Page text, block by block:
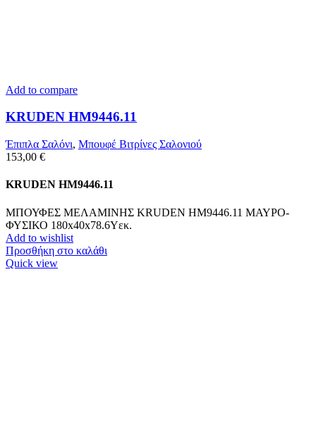
Add to compare
KRUDEN HM9446.11
Έπιπλα Σαλόνι, Μπουφέ Βιτρίνες Σαλονιού
153,00 €
KRUDEN HM9446.11
ΜΠΟΥΦΕΣ ΜΕΛΑΜΙΝΗΣ KRUDEN HM9446.11 ΜΑΥΡΟ-
ΦΥΣΙΚΟ 180x40x78.6Υεκ.
Add to wishlist
Προσθήκη στο καλάθι
Quick view